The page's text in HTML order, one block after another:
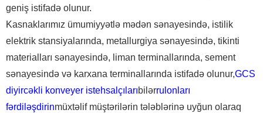
geniş istifadə olunur.
Kasnaklarımız ümumiyyətlə mədən sənayesində, istilik
elektrik stansiyalarında, metallurgiya sənayesində, tikinti
materialları sənayesində, liman terminallarında, sement
sənayesində və karxana terminallarında istifadə olunur,GCS
diyircəkli konveyer istehsalçılarıbilərrulonları
fərdiləşdirinmüxtəlif müştərilərin tələblərinə uyğun olaraq